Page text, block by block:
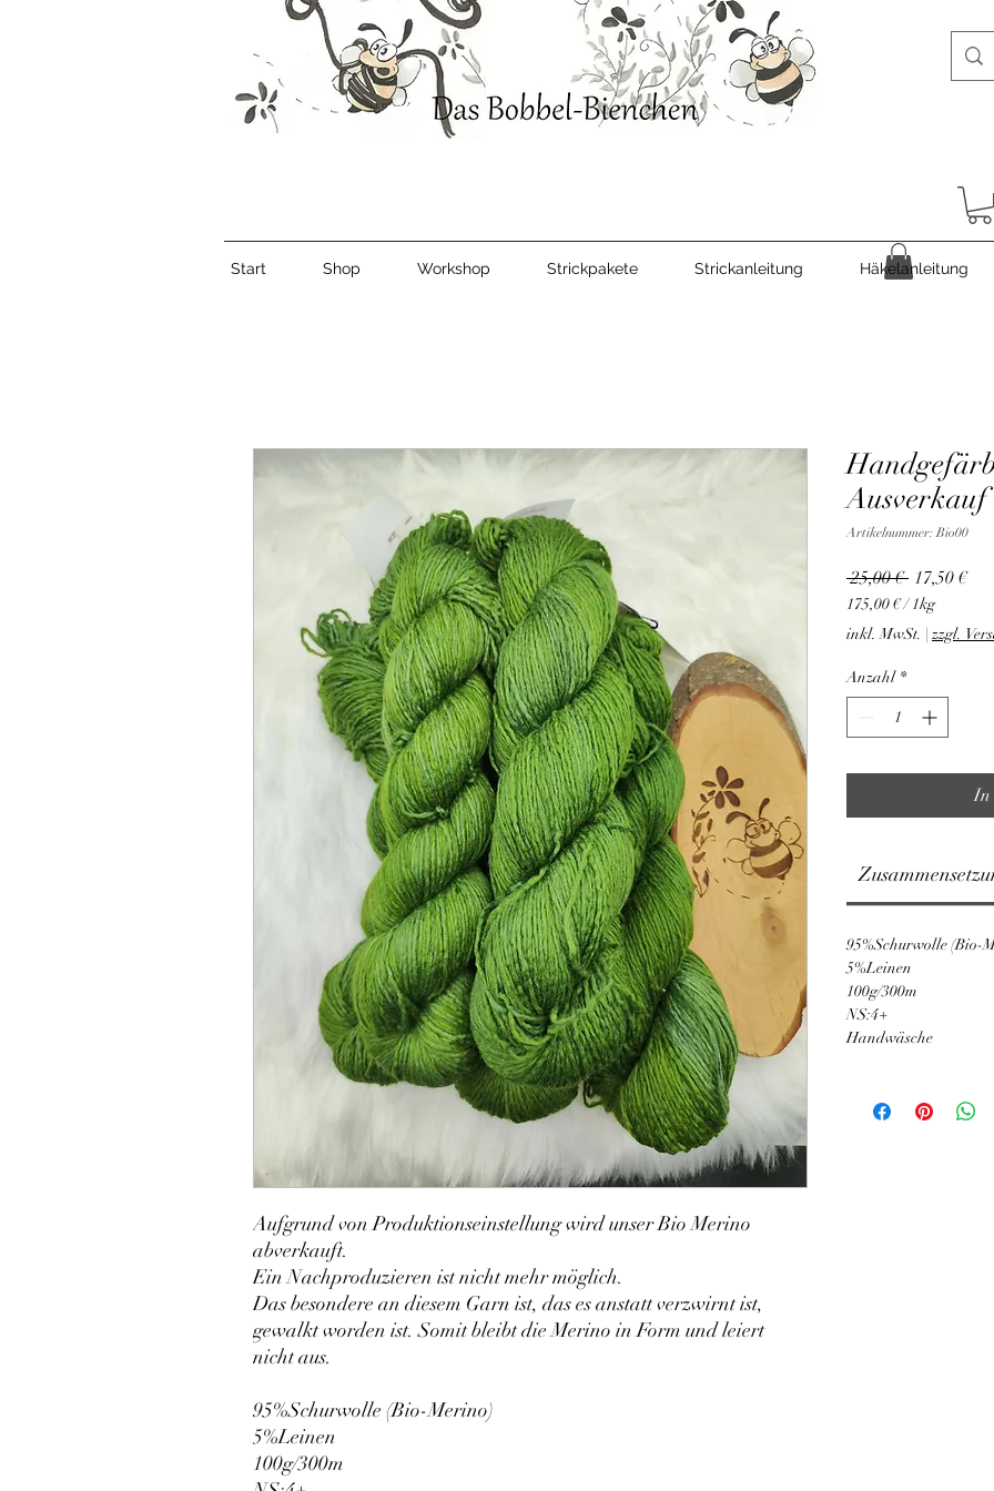
Start Shop Workshop Strickpakete Strickanleitung Häkelanleitung
Aufgrund von Produktionseinstellung wird unser Bio Merino
abverkauft.
Ein Nachproduzieren ist nicht mehr möglich.
Das besondere an diesem Garn ist, das es anstatt verzwirnt ist,
gewalkt worden ist. Somit bleibt die Merino in Form und leiert
nicht aus.
95%Schurwolle (Bio-Merino)
5%Leinen
100g/300m
Ausverkauf
Artikelnummer: Bio00
25,00 € 17,50 €Sale-
175,00 €/1kg
175,00 €
pro
1
Kilogramm
inkl. MwSt. | zzgl.
Anzahl *
In
95%Schurwolle (Bio-
5%Leinen
100g/300m
NS:4+
Handwäsche